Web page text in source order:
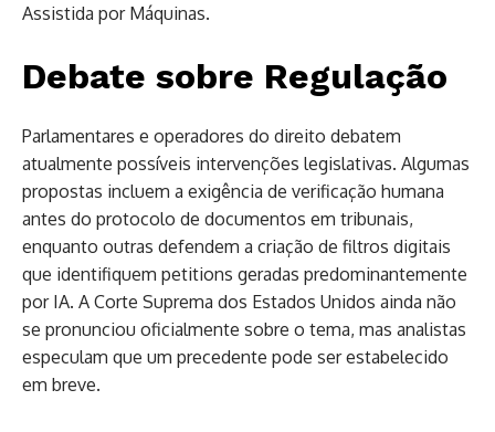
Assistida por Máquinas.
Debate sobre Regulação
Parlamentares e operadores do direito debatem
atualmente possíveis intervenções legislativas. Algumas
propostas incluem a exigência de verificação humana
antes do protocolo de documentos em tribunais,
enquanto outras defendem a criação de filtros digitais
que identifiquem petitions geradas predominantemente
por IA. A Corte Suprema dos Estados Unidos ainda não
se pronunciou oficialmente sobre o tema, mas analistas
especulam que um precedente pode ser estabelecido
em breve.